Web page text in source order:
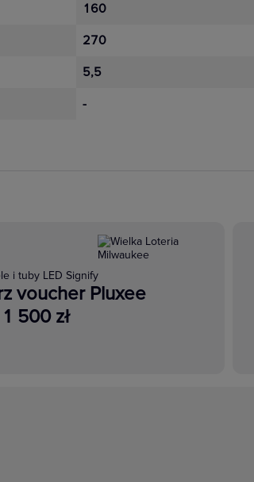
160
270
5,5
-
i tuby LED Signify
voucher Pluxee
500 zł